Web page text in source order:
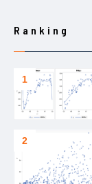
Ranking